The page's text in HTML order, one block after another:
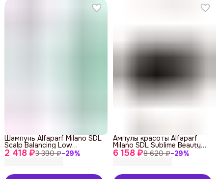
2 418 ₽3 390 ₽−29%
Шампунь Alfaparf Milano SDL
Scalp Balancing Low
Shampoo 250 ml 6 158 ₽8 620 ₽−29%
Ампулы красоты Alfaparf
Milano SDL Sublime Beauty
Genesis 12х13 ml